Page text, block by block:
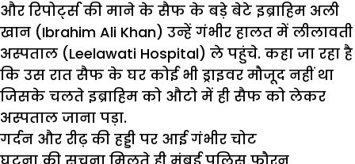
और रिपोर्ट्स की माने के सैफ के बड़े बेटे इब्राहिम अली
खान (Ibrahim Ali Khan) उन्हें गंभीर हालत में लीलावती
अस्पताल (Leelawati Hospital) ले पहुंचे. कहा जा रहा है
कि उस रात सैफ के घर कोई भी ड्राइवर मौजूद नहीं था
जिसके चलते इब्राहिम को औटो में ही सैफ को लेकर
अस्पताल जाना पड़ा.
गर्दन और रीढ़ की हड्डी पर आई गंभीर चोट